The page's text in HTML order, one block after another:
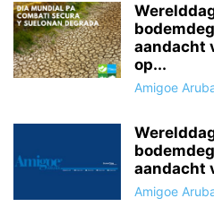
aandacht
op...
Amigoe
aandacht
Amigoe